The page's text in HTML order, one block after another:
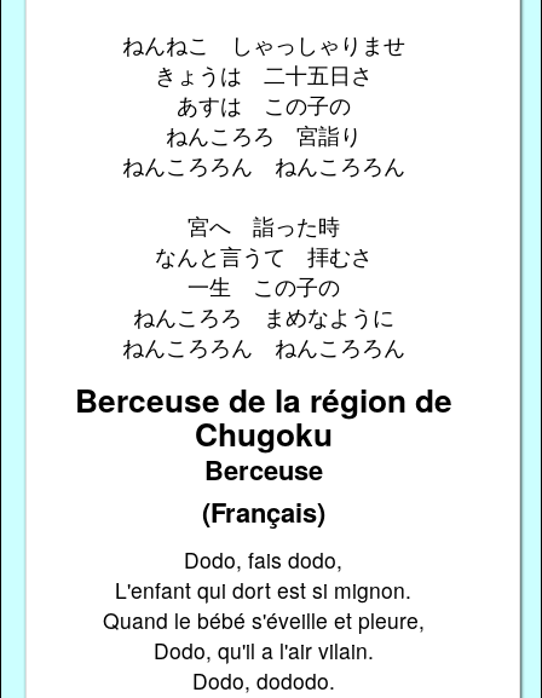
ねんねこ しゃっしゃりませ
きょうは 二十五日さ
あすは この子の
ねんころろ 宮詣り
ねんころろん ねんころろん
宮へ 詣った時
なんと言うて 拝むさ
一生 この子の
ねんころろ まめなように
ねんころろん ねんころろん
Berceuse de la région de
Chugoku
Berceuse
(Français)
Dodo, fais dodo,
L'enfant qui dort est si mignon.
Quand le bébé s'éveille et pleure,
Dodo, qu'il a l'air vilain.
Dodo, dododo.